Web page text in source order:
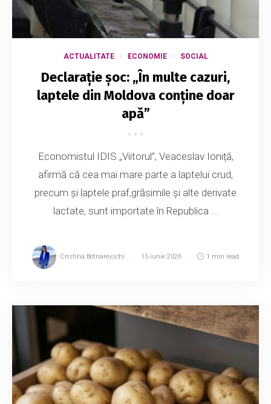
ACTUALITATE ECONOMIE SOCIAL
Declarație șoc: „În multe cazuri,
laptele din Moldova conține doar
apă”
Economistul IDIS „Viitorul”, Veaceslav Ioniță,
afirmă că cea mai mare parte a laptelui crud,
precum și laptele praf,grăsimile și alte derivate
lactate, sunt importate în Republica ...
Cristina Botnarevschi 15 iunie 2026 1 min read